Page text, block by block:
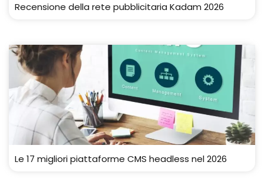
Recensione della rete pubblicitaria Kadam 2026
Le 17 migliori piattaforme CMS headless nel 2026